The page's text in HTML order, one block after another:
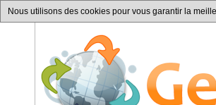
Nous utilisons des cookies pour vous garantir la